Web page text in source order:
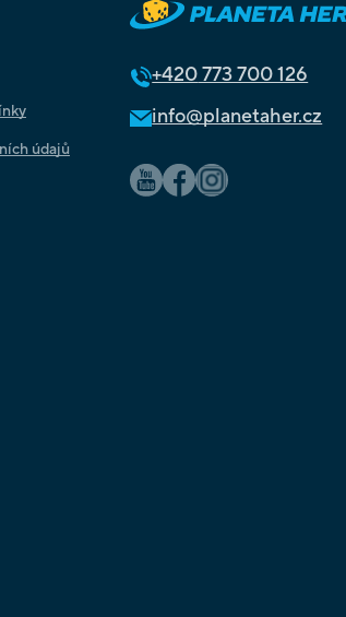
údajů
+420773 700 126
info@planetaher.cz